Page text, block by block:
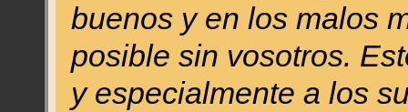
buenos y en los malos
posible sin vosotros.
y especialmente a los